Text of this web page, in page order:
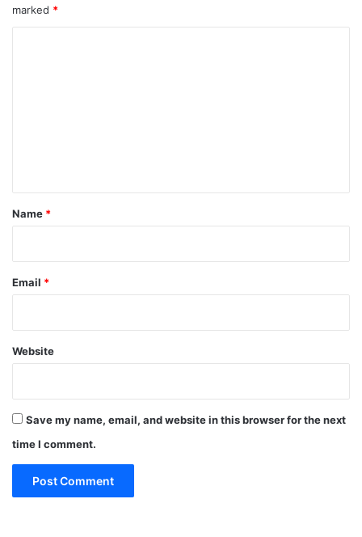
marked *
*
Name *
Email *
Website
Save my name, email, and website in this browser for the next
time I comment.